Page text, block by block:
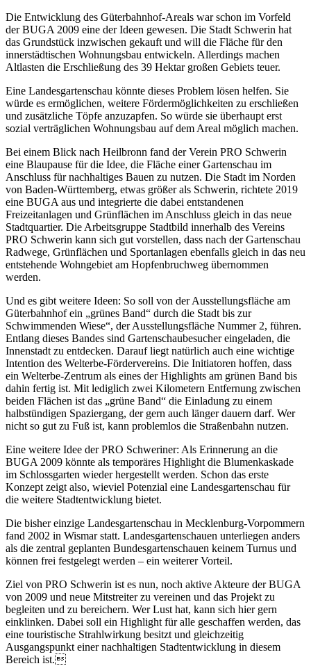
Die Entwicklung des Güterbahnhof-Areals war schon im Vorfeld
der BUGA 2009 eine der Ideen gewesen. Die Stadt Schwerin hat
das Grundstück inzwischen gekauft und will die Fläche für den
innerstädtischen Wohnungsbau entwickeln. Allerdings machen
Altlasten die Erschließung des 39 Hektar großen Gebiets teuer.
Eine Landesgartenschau könnte dieses Problem lösen helfen. Sie
würde es ermöglichen, weitere Fördermöglichkeiten zu erschließen
und zusätzliche Töpfe anzuzapfen. So würde sie überhaupt erst
sozial verträglichen Wohnungsbau auf dem Areal möglich machen.
Bei einem Blick nach Heilbronn fand der Verein PRO Schwerin
eine Blaupause für die Idee, die Fläche einer Gartenschau im
Anschluss für nachhaltiges Bauen zu nutzen. Die Stadt im Norden
von Baden-Würt­temberg, etwas größer als Schwerin, richtete 2019
eine BUGA aus und integrierte die dabei entstandenen
Freizeitanlagen und Grünflächen im Anschluss gleich in das neue
Stadtquartier. Die Arbeitsgruppe Stadtbild innerhalb des Vereins
PRO Schwerin kann sich gut vorstellen, dass nach der Gartenschau
Radwege, Grünflächen und Sportanlagen ebenfalls gleich in das neu
entstehende Wohngebiet am Hopfenbruchweg übernommen
werden.
Und es gibt weitere Ideen: So soll von der Ausstellungsfläche am
Güterbahnhof ein „grünes Band“ durch die Stadt bis zur
Schwimmenden Wiese“, der Ausstellungsfläche Nummer 2, führen.
Entlang dieses Bandes sind Gartenschau­besucher eingeladen, die
Innenstadt zu entdecken. Darauf liegt natürlich auch eine wichtige
Intention des Welterbe-Fördervereins. Die Initiatoren hoffen, dass
ein Welterbe-Zentrum als eines der Highlights am grünen Band bis
dahin fertig ist. Mit lediglich zwei Kilometern Entfernung zwischen
beiden Flächen ist das „grüne Band“ die Einladung zu einem
halbstündigen Spaziergang, der gern auch länger dauern darf. Wer
nicht so gut zu Fuß ist, kann problemlos die Straßenbahn nutzen.
Eine weitere Idee der PRO Schweriner: Als Erinnerung an die
BUGA 2009 könnte als temporäres Highlight die Blumenkaskade
im Schlossgarten wieder hergestellt werden. Schon das erste
Konzept zeigt also, wieviel Potenzial eine Landesgartenschau für
die weitere Stadtentwicklung bietet.
Die bisher einzige Landesgartenschau in Mecklenburg-Vorpommern
fand 2002 in Wismar statt. Landesgartenschauen unterliegen anders
als die zentral geplanten Bundesgartenschauen keinem Turnus und
können frei festgelegt werden – ein weiterer Vorteil.
Ziel von PRO Schwerin ist es nun, noch aktive Akteure der BUGA
von 2009 und neue Mitstreiter zu vereinen und das Projekt zu
begleiten und zu bereichern. Wer Lust hat, kann sich hier gern
einklinken. Dabei soll ein Highlight für alle geschaffen werden, das
eine touristische Strahlwirkung besitzt und gleichzeitig
Ausgangspunkt einer nachhaltigen Stadtentwicklung in diesem
Bereich ist.